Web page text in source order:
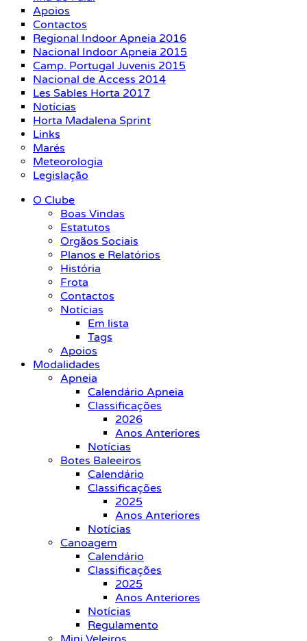
Apoios
Contactos
Regional Indoor Apneia 2016
Nacional Indoor Apneia 2015
Camp. Portugal Juvenis 2015
Nacional de Access 2014
Les Sables Horta 2017
Notícias
Horta Madalena Sprint
Links
Marés
Meteorologia
Legislação
O Clube
Boas Vindas
Estatutos
Orgãos Sociais
Planos e Relatórios
História
Frota
Contactos
Notícias
Em lista
Tags
Apoios
Modalidades
Apneia
Calendário Apneia
Classificações
2026
Anos Anteriores
Notícias
Botes Baleeiros
Calendário
Classificações
2025
Anos Anteriores
Notícias
Canoagem
Calendário
Classificações
2025
Anos Anteriores
Notícias
Regulamento